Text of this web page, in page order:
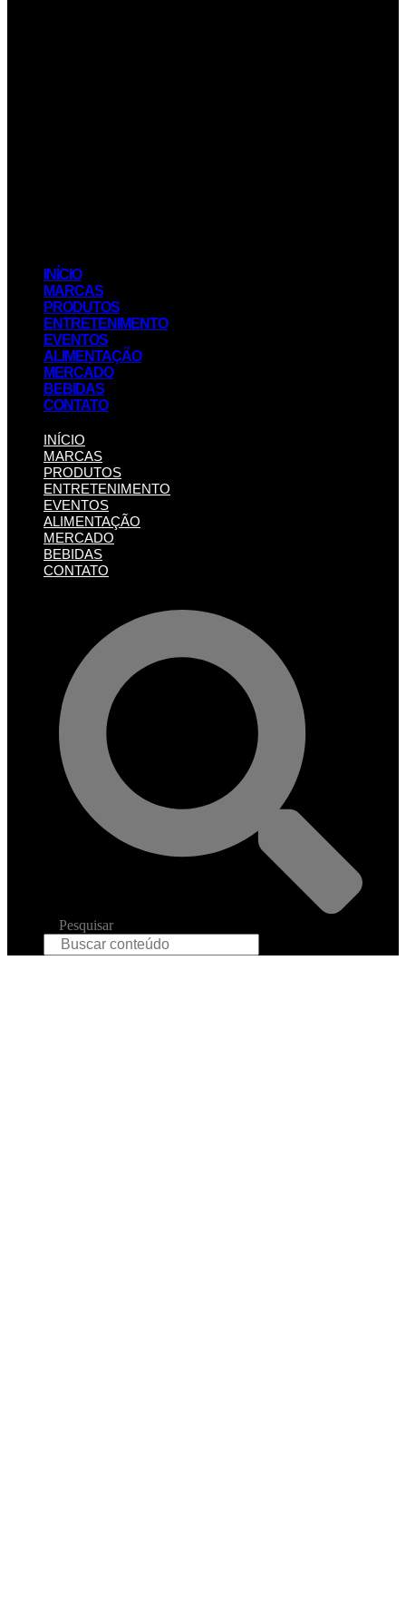
INÍCIO
MARCAS
PRODUTOS
ENTRETENIMENTO
EVENTOS
ALIMENTAÇÃO
MERCADO
BEBIDAS
CONTATO
INÍCIO
MARCAS
PRODUTOS
ENTRETENIMENTO
EVENTOS
ALIMENTAÇÃO
MERCADO
BEBIDAS
CONTATO
Pesquisar